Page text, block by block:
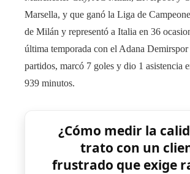
Marsella, y que ganó la Liga de
de Milán y representó a Italia en 36
última temporada con el Adana
partidos, marcó 7 goles y dio 1 asistencia
939 minutos.
¿Cómo medir la
trato con un
frustrado que exige